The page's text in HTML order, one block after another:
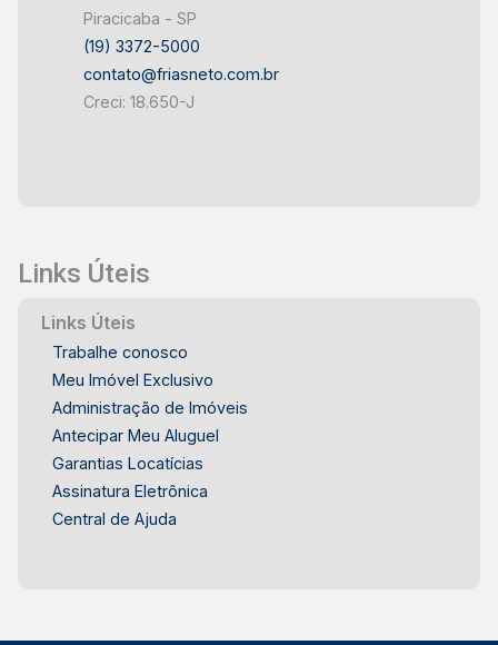
Piracicaba - SP
(19) 3372-5000
contato@friasneto.com.br
Creci: 18.650-J
Links Úteis
Links Úteis
Trabalhe conosco
Meu Imóvel Exclusivo
Administração de Imóveis
Antecipar Meu Aluguel
Garantias Locatícias
Assinatura Eletrônica
Central de Ajuda